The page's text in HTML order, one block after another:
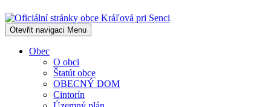
Otevřit navigaci Menu
Obec
O obci
Štatút obce
OBECNÝ DOM
Cintorín